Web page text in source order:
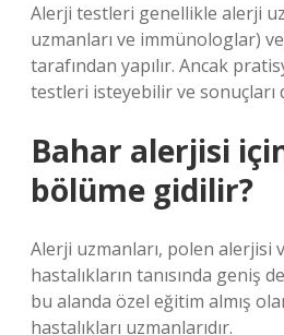
Alerji testleri genellikle alerji
uzmanları ve immünologlar)
tarafından yapılır. Ancak
testleri isteyebilir ve sonuçları
Bahar alerjisi
bölüme gidilir?
Alerji uzmanları, polen alerjisi
hastalıkların tanısında geniş
bu alanda özel eğitim almış
hastalıkları uzmanlarıdır.